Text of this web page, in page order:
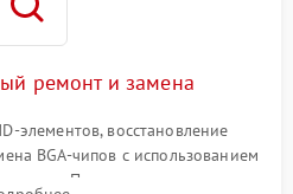
ремонт и замена
элементов, восстановление
BGA-чипов с использованием
Прошивка микросхемы